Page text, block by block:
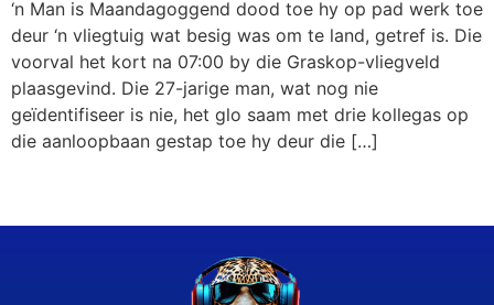
‘n Man is Maandagoggend dood toe hy op pad werk toe
deur ‘n vliegtuig wat besig was om te land, getref is. Die
voorval het kort na 07:00 by die Graskop-vliegveld
plaasgevind. Die 27-jarige man, wat nog nie
geïdentifiseer is nie, het glo saam met drie kollegas op
die aanloopbaan gestap toe hy deur die […]